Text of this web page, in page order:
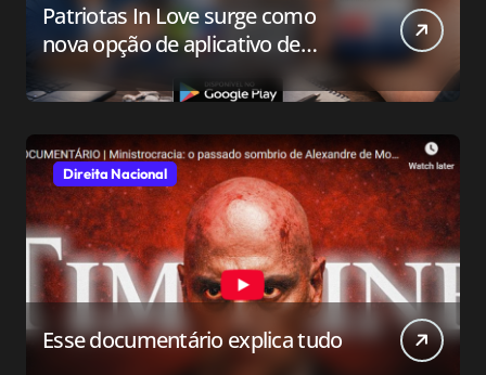
Patriotas In Love surge como
nova opção de aplicativo de
relacionamento para o público
conservador
Direita Nacional
Esse documentário explica tudo